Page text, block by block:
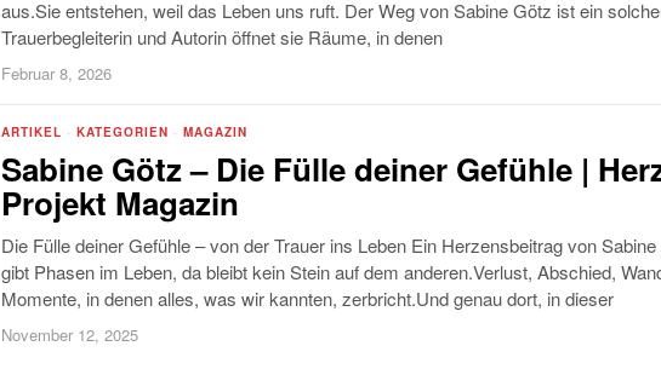
aus.Sie entstehen, weil das Leben uns ruft. Der Weg von Sabine Götz ist ein
Trauerbegleiterin und Autorin öffnet sie Räume, in denen
Februar 8, 2026
ARTIKEL · KATEGORIEN · MAGAZIN
Sabine Götz – Die Fülle deiner Gefühle |
Projekt Magazin
Die Fülle deiner Gefühle – von der Trauer ins Leben Ein Herzensbeitrag von
gibt Phasen im Leben, da bleibt kein Stein auf dem anderen.Verlust, Abschied,
Momente, in denen alles, was wir kannten, zerbricht.Und genau dort, in dieser
November 12, 2025